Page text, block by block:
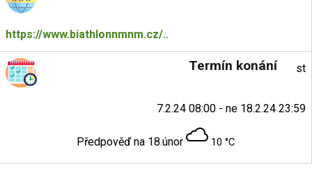
https://www.biathlonnmnm.cz/..
Termín konání st
7.2.24 08:00 - ne 18.2.24 23:59
Předpověď na 18.únor 10 °C